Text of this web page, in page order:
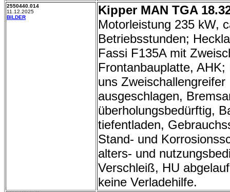
2550440.014
11.12.2025
BILDER
Kipper MAN TGA
Motorleistung 235 kW,
Betriebsstunden;
Fassi F135A mit
Frontanbauplatte, AHK;
uns Zweischallengreifer
ausgeschlagen,
überholungsbedürftig,
tiefentladen,
Stand- und
alters- und
Verschleiß, HU
keine Verladehilfe.